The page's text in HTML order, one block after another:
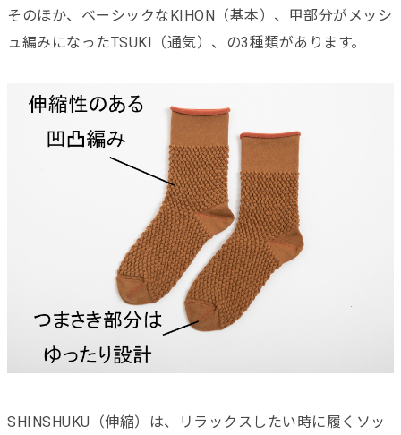
そのほか、ベーシックなKIHON（基本）、甲部分がメッシ
ュ編みになったTSUKI（通気）、の3種類があります。
SHINSHUKU（伸縮）は、リラックスしたい時に履くソッ